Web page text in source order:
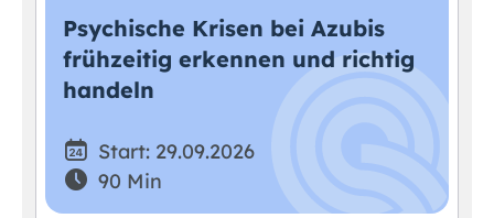
Psychische Krisen bei Azubis
frühzeitig erkennen und richtig
handeln
Start: 29.09.2026
90 Min